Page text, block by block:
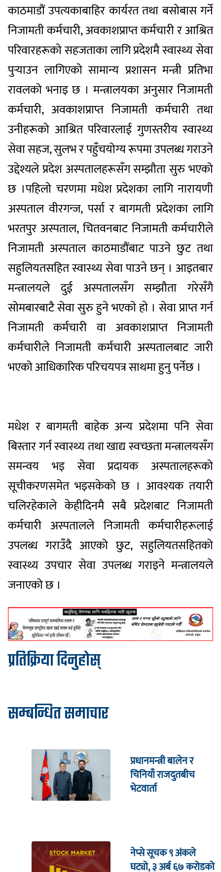
काठमाडौं उपत्यकाबाहिर कार्यरत तथा बसोबास गर्ने
निजामती कर्मचारी, अवकाशप्राप्त कर्मचारी र आश्रित
परिवारहरूको सहजताका लागि प्रदेशमै स्वास्थ्य सेवा
पुर्‍याउन लागिएको सामान्य प्रशासन मन्त्री प्रतिभा
रावलको भनाइ छ । मन्त्रालयका अनुसार निजामती
कर्मचारी, अवकाशप्राप्त निजामती कर्मचारी तथा
उनीहरूको आश्रित परिवारलाई गुणस्तरीय स्वास्थ्य
सेवा सहज, सुलभ र पहुँचयोग्य रूपमा उपलब्ध गराउने
उद्देश्यले प्रदेश अस्पतालहरूसँग सम्झौता सुरु भएको
छ ।पहिलो चरणमा मधेश प्रदेशका लागि नारायणी
अस्पताल वीरगन्ज, पर्सा र बागमती प्रदेशका लागि
भरतपुर अस्पताल, चितवनबाट निजामती कर्मचारीले
निजामती अस्पताल काठमाडौंबाट पाउने छुट तथा
सहुलियतसहित स्वास्थ्य सेवा पाउने छन् । आइतबार
मन्त्रालयले दुई अस्पतालसँग सम्झौता गरेसँगै
सोमबारबाटै सेवा सुरु हुने भएकाे हाे । सेवा प्राप्त गर्न
निजामती कर्मचारी वा अवकाशप्राप्त निजामती
कर्मचारीले निजामती कर्मचारी अस्पतालबाट जारी
भएको आधिकारिक परिचयपत्र साथमा हुनु पर्नेछ ।
मधेश र बागमती बाहेक अन्य प्रदेशमा पनि सेवा
बिस्तार गर्न स्वास्थ्य तथा खाद्य स्वच्छता मन्त्रालयसँग
समन्वय भइ सेवा प्रदायक अस्पतालहरूको
सूचीकरणसमेत भइसकेको छ । आवश्यक तयारी
चलिरहेकाले केहीदिनमै सबै प्रदेशबाट निजामती
कर्मचारी अस्पतालले निजामती कर्मचारीहरूलाई
उपलब्ध गराउँदै आएको छुट, सहुलियतसहितको
स्वास्थ्य उपचार सेवा उपलब्ध गराइने मन्त्रालयले
जनाएको छ ।
प्रतिक्रिया दिनुहोस्
सम्बन्धित समाचार
प्रधानमन्त्री बालेन र
चिनियाँ राजदुतबीच
भेटवार्ता
नेप्से सूचक ९ अंकले
घट्यो, ३ अर्ब ६७ करोडको